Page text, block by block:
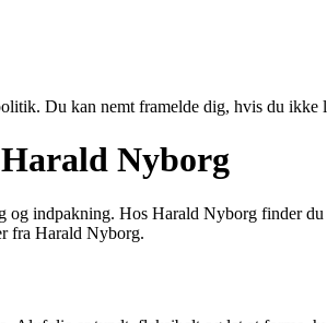
Du kan nemt framelde dig, hvis du ikke
Nyborg
indpakning. Hos Harald Nyborg finder
fra Harald Nyborg.